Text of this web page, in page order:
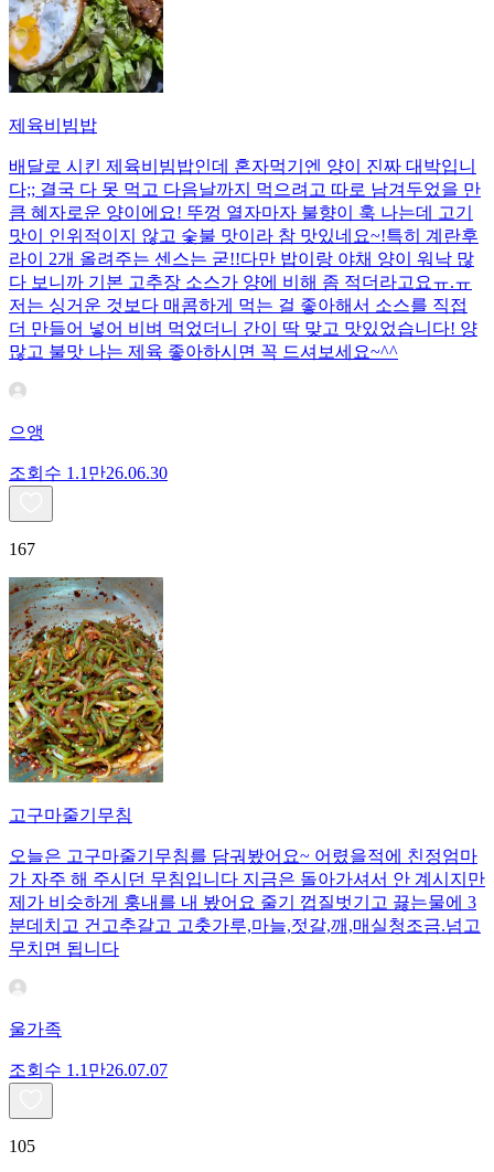
제육비빔밥
배달로 시킨 제육비빔밥인데 혼자먹기엔 양이 진짜 대박입니
다;; 결국 다 못 먹고 다음날까지 먹으려고 따로 남겨두었을 만
큼 혜자로운 양이에요! 뚜껑 열자마자 불향이 훅 나는데 고기
맛이 인위적이지 않고 숯불 맛이라 참 맛있네요~!특히 계란후
라이 2개 올려주는 센스는 굳!! ​다만 밥이랑 야채 양이 워낙 많
다 보니까 기본 고추장 소스가 양에 비해 좀 적더라고요ㅠ.ㅠ
저는 싱거운 것보다 매콤하게 먹는 걸 좋아해서 소스를 직접
더 만들어 넣어 비벼 먹었더니 간이 딱 맞고 맛있었습니다! 양
많고 불맛 나는 제육 좋아하시면 꼭 드셔보세요~^^
으앵
조회수 1.1만26.06.30
167
고구마줄기무침
오늘은 고구마줄기무침를 담궈봤어요~ 어렸을적에 친정엄마
가 자주 해 주시던 무침입니다 지금은 돌아가셔서 안 계시지만
제가 비슷하게 훙내를 내 봤어요 줄기 껍질벗기고 끓는물에 3
분데치고 건고추갈고 고춧가루,마늘,젓갈,깨,매실청조금.넘고
무치면 됩니다
울가족
조회수 1.1만26.07.07
105